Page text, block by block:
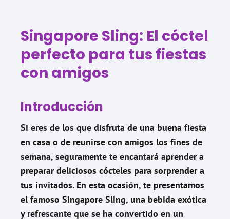
Singapore Sling: El cóctel
perfecto para tus fiestas
con amigos
Introducción
Si eres de los que disfruta de una buena fiesta
en casa o de reunirse con amigos los fines de
semana, seguramente te encantará aprender a
preparar deliciosos cócteles para sorprender a
tus invitados. En esta ocasión, te presentamos
el famoso Singapore Sling, una bebida exótica
y refrescante que se ha convertido en un